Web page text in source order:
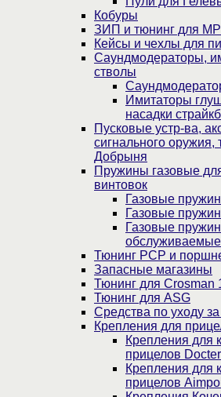
Кобуры
ЗИП и тюнинг для
Кейсы и чехлы для
Саундмодераторы,
стволы
Имитаторы
насадки
Пусковые устр-ва,
сигнального
Добрыня
Пружины газовые
винтовок
Газовые
Газовые
Газовые
обслуживаемые
Тюнинг PCP и
Запасные магазины
Тюнинг для Crosman
Тюнинг для ASG
Средства по уходу
Крепления для
Крепления для
прицелов Docter
Крепления для
прицелов